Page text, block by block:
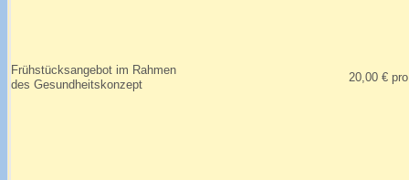
Frühstücksangebot im Rahmen
des Gesundheitskonzept
20,00 €